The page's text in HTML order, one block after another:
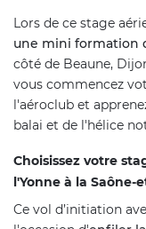
Lors de ce stage
une mini formation
côté de Beaune,
vous commencez
l'aéroclub et
balai et de l'hélice
Choisissez votre
l'Yonne à la Saône-
Ce vol d’initiation